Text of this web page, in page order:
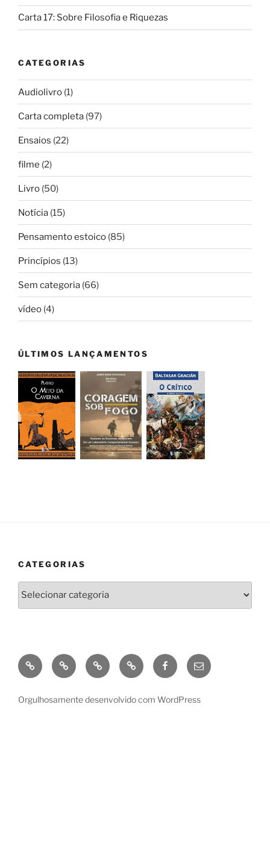
Carta 17: Sobre Filosofia e Riquezas
CATEGORIAS
Audiolivro (1)
Carta completa (97)
Ensaios (22)
filme (2)
Livro (50)
Notícia (15)
Pensamento estoico (85)
Princípios (13)
Sem categoria (66)
vídeo (4)
ÚLTIMOS LANÇAMENTOS
CATEGORIAS
Categorias
GooglePlayAmazonKobo Apple Facebookenviar
e-
Orgulhosamente desenvolvido com WordPress